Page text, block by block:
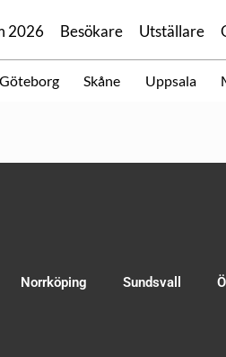
2026 Besökare Utställare
Göteborg Skåne Uppsala
Norrköping Sundsvall